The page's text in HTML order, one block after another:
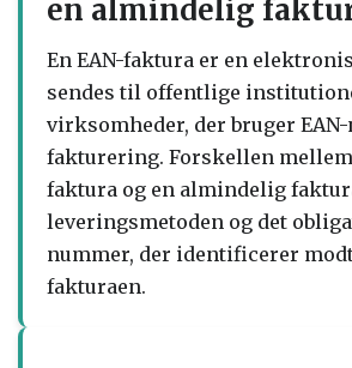
en almindelig
En EAN-faktura er en
sendes til offentlige
virksomheder, der bruger
fakturering. Forskellen mellem
faktura og en almindelig
leveringsmetoden og det
nummer, der identificerer
fakturaen.